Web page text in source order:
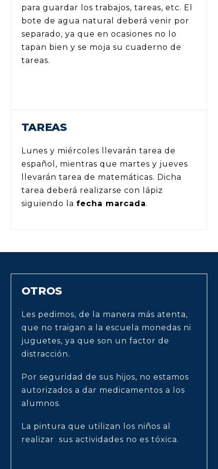
para guardar los trabajos, tareas, etc. El
bote de agua natural deberá venir por
separado, ya que en ocasiones no lo
tapan bien y se moja su cuaderno de
tareas.
TAREAS
Lunes y miércoles llevarán tarea de
español, mientras que martes y jueves
llevarán tarea de matemáticas. Dicha
tarea deberá realizarse con lápiz
siguiendo la fecha marcada.
OTROS
Les pedimos, de la manera más atenta,
que no traigan a la escuela monedas ni
juguetes, ya que son un factor de
distracción.
Por seguridad de sus hijos, no estamos
autorizados a dar medicamentos a los
alumnos.
La pintura que utilizan los niños al
realizar sus actividades no es tóxica.